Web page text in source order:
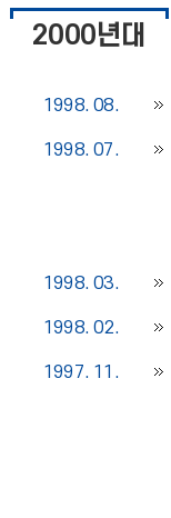
2000년대
1998. 08.
1998. 07.
1998. 03.
1998. 02.
1997. 11.